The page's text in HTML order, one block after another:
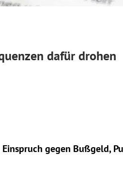
dafür drohen
Einspruch gegen Bußgeld,